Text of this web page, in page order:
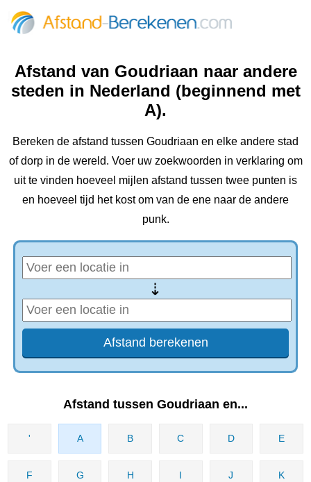
Afstand van Goudriaan naar andere
steden in Nederland (beginnend met
A).
Bereken de afstand tussen Goudriaan en elke andere stad
of dorp in de wereld. Voer uw zoekwoorden in verklaring om
uit te vinden hoeveel mijlen afstand tussen twee punten is
en hoeveel tijd het kost om van de ene naar de andere
punk.
⇢
Afstand tussen Goudriaan en...
' A B C D E
F G H I J K